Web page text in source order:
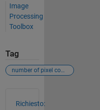
Image
Processing
Toolbox
Tag
number of pixel connectivities
Richiesto: